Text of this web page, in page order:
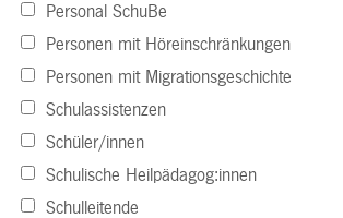
Personal SchuBe
Personen mit Höreinschränkungen
Personen mit Migrationsgeschichte
Schulassistenzen
Schüler/innen
Schulische Heilpädagog:innen
Schulleitende